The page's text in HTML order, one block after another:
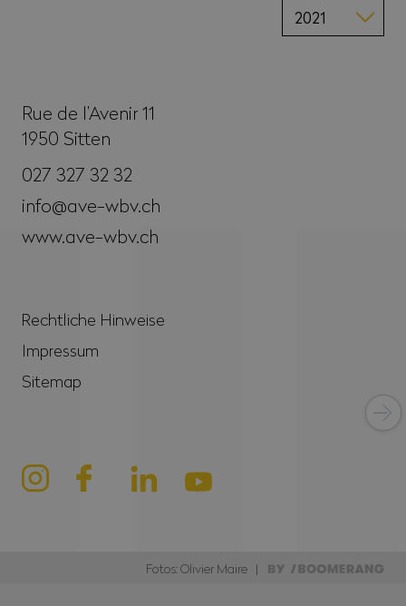
Rue de l’Avenir 11
1950 Sitten
027 327 32 32
info@ave-wbv.ch
www.ave-wbv.ch
Rechtliche Hinweise
Impressum
Sitemap
Fotos: Olivier Maire |